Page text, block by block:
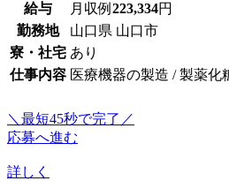
給与 月収例 223,334円
勤務地
山口県 山口市
寮・社宅 あり
仕事内容 医療機器の製造 / 製薬化
＼最短45秒で完了／
応募へ進む
詳しく